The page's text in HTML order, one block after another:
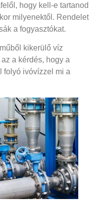
hogy kell-e tartanod
milyenektől. Rendelet
a fogyasztókat.
kikerülő víz
a kérdés, hogy a
folyó ivóvízzel mi a